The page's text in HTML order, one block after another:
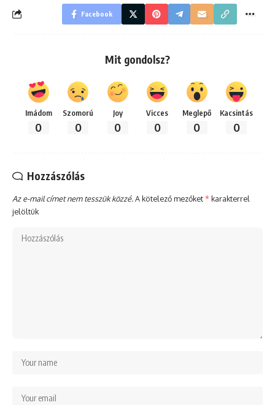
Facebook
Mit gondolsz?
Imádom
0
Szomorú
0
Joy
0
Vicces
0
Meglepő
0
Kacsintás
0
Hozzászólás
Az e-mail címet nem tesszük közzé.A kötelező mezőket* karakterrel
jelöltük